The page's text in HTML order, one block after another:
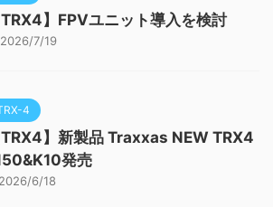
TRX4】FPVユニット導入を検討
2026/7/19
4
TRX4】新製品 Traxxas NEW TRX4
発売
2026/6/18